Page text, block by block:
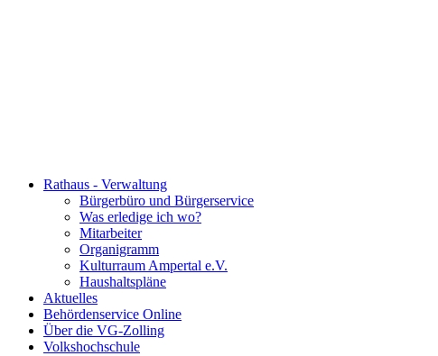
Rathaus - Verwaltung
Bürgerbüro und Bürgerservice
Was erledige ich wo?
Mitarbeiter
Organigramm
Kulturraum Ampertal e.V.
Haushaltspläne
Aktuelles
Behördenservice Online
Über die VG-Zolling
Volkshochschule